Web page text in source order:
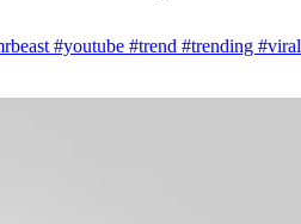
#youtube #trend #trending #viral